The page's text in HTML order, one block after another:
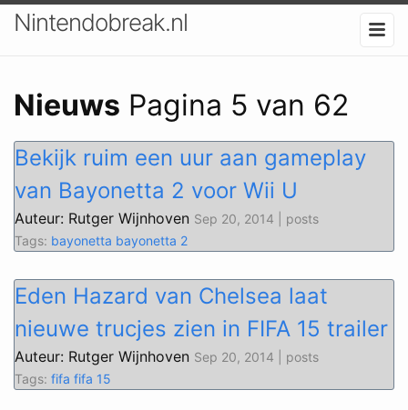
Nintendobreak.nl
Nieuws Pagina 5 van 62
Bekijk ruim een uur aan gameplay
van Bayonetta 2 voor Wii U
Auteur: Rutger Wijnhoven Sep 20, 2014 | posts
Tags: bayonetta bayonetta 2
Eden Hazard van Chelsea laat
nieuwe trucjes zien in FIFA 15 trailer
Auteur: Rutger Wijnhoven Sep 20, 2014 | posts
Tags: fifa fifa 15